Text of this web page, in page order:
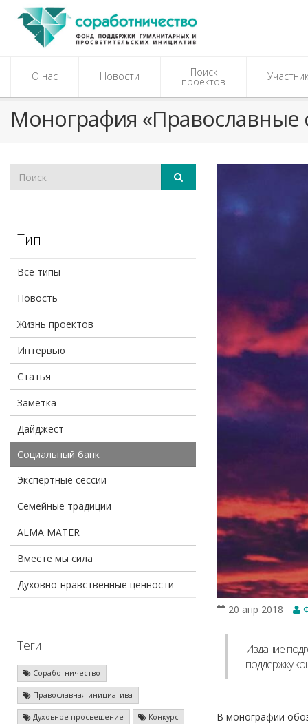
О нас Новости Поиск
проектов
Монография
Тип
Все типы
Новость
Жизнь проектов
Интервью
Статья
Заметка
Дайджест
Социальный банк
Экспертные сессии
Семейные традиции
ALMA MATER
Вместе мы сила
Духовно-нравственные ценности
Теги
Соработничество
Православная инициатива
Духовное просвещение Конкурс
20 апр 2018
Издание
поддержку
В монографии